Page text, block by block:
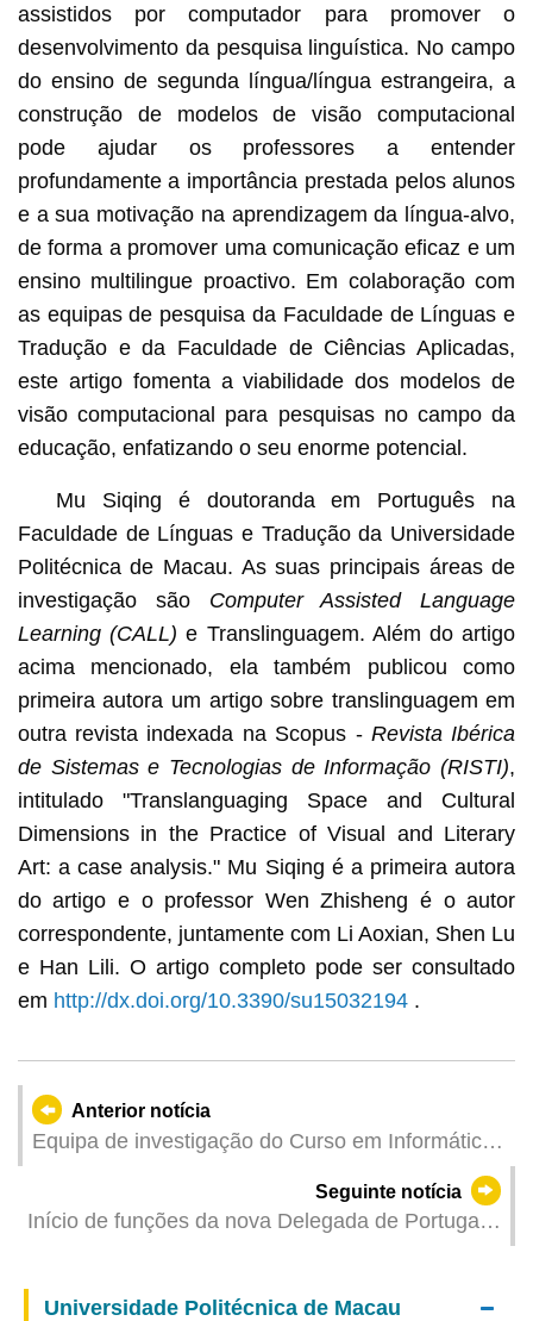
assistidos por computador para promover o
desenvolvimento da pesquisa linguística. No campo
do ensino de segunda língua/língua estrangeira, a
construção de modelos de visão computacional
pode ajudar os professores a entender
profundamente a importância prestada pelos alunos
e a sua motivação na aprendizagem da língua-alvo,
de forma a promover uma comunicação eficaz e um
ensino multilingue proactivo. Em colaboração com
as equipas de pesquisa da Faculdade de Línguas e
Tradução e da Faculdade de Ciências Aplicadas,
este artigo fomenta a viabilidade dos modelos de
visão computacional para pesquisas no campo da
educação, enfatizando o seu enorme potencial.
Mu Siqing é doutoranda em Português na
Faculdade de Línguas e Tradução da Universidade
Politécnica de Macau. As suas principais áreas de
investigação são Computer Assisted Language
Learning(CALL) e Translinguagem. Além do artigo
acima mencionado, ela também publicou como
primeira autora um artigo sobre translinguagem em
outra revista indexada na Scopus - Revista Ibérica
de Sistemas e Tecnologias de Informação (RISTI),
intitulado "Translanguaging Space and Cultural
Dimensions in the Practice of Visual and Literary
Art: a case analysis." Mu Siqing é a primeira autora
do artigo e o professor Wen Zhisheng é o autor
correspondente, juntamente com Li Aoxian, Shen Lu
e Han Lili. O artigo completo pode ser consultado
em http://dx.doi.org/10.3390/su15032194.
Anterior notícia
Equipa de investigação do Curso em Informática
da Universidade Politécnica de Macau conquista
o Prémio de Prata no Concurso Mundial RSNA
Screening Mamography Breast Cancer Detection
Seguinte notícia
Início de funções da nova Delegada de Portugal
Macau
Universidade Politécnica de Macau